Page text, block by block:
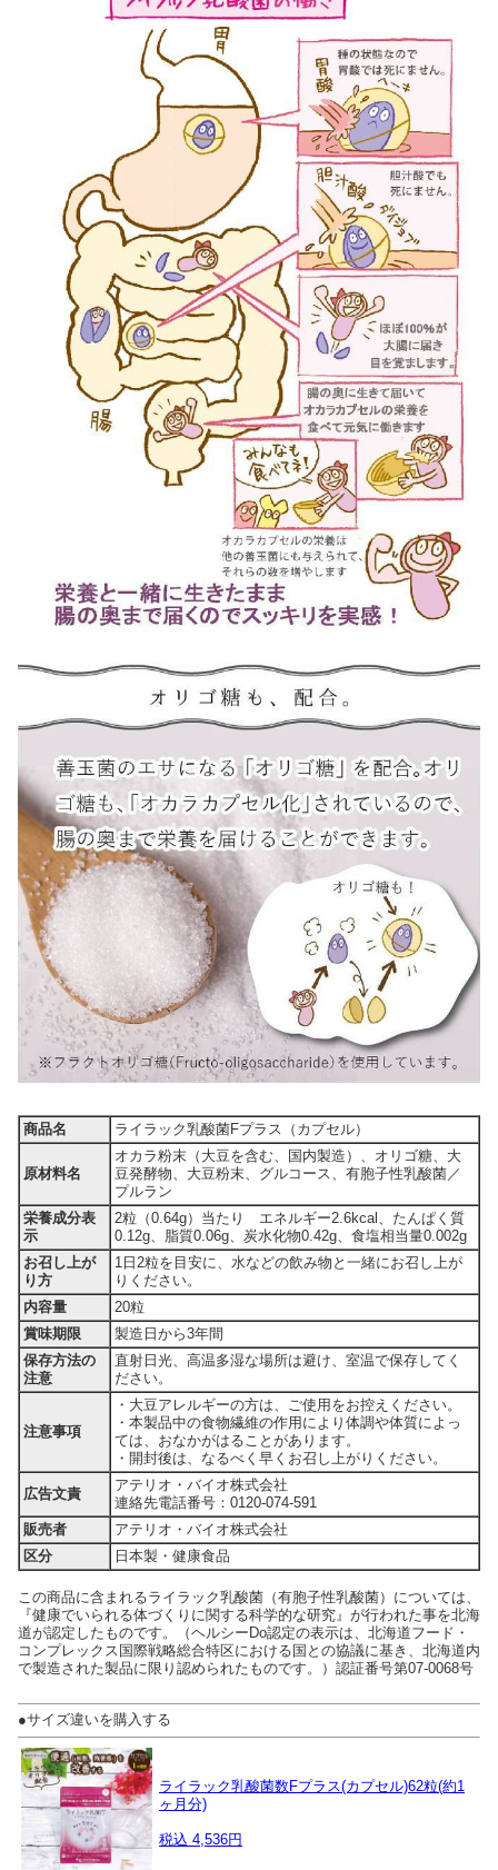
商品名 ライラック乳酸菌Fプラス（カプセル）
原材料名
オカラ粉末（大豆を含む、国内製造）、オリゴ糖、大
豆発酵物、大豆粉末、グルコース、有胞子性乳酸菌／
プルラン
栄養成分表
示
2粒（0.64g）当たり エネルギー2.6kcal、たんぱく質
0.12g、脂質0.06g、炭水化物0.42g、食塩相当量0.002g
お召し上が
り方
1日2粒を目安に、水などの飲み物と一緒にお召し上が
りください。
内容量
20粒
賞味期限
製造日から3年間
保存方法の
注意
直射日光、高温多湿な場所は避け、室温で保存してく
ださい。
注意事項
・大豆アレルギーの方は、ご使用をお控えください。
・本製品中の食物繊維の作用により体調や体質によっ
ては、おなかがはることがあります。
・開封後は、なるべく早くお召し上がりください。
広告文責
アテリオ・バイオ株式会社
連絡先電話番号：0120-074-591
販売者
アテリオ・バイオ株式会社
区分
日本製・健康食品
この商品に含まれるライラック乳酸菌（有胞子性乳酸菌）については、
『健康でいられる体づくりに関する科学的な研究』が行われた事を北海
道が認定したものです。（ヘルシーDo認定の表示は、北海道フード・
コンプレックス国際戦略総合特区における国との協議に基き、北海道内
で製造された製品に限り認められたものです。）認証番号第07-0068号
●サイズ違いを購入する
ライラック乳酸菌数Fプラス(カプセル)62粒(約1
ヶ月分)
税込 4,536円